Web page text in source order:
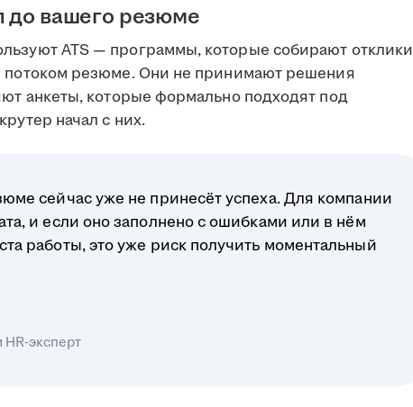
до вашего резюме
ATS — программы, которые собирают отклики
потоком резюме. Они не принимают решения
анкеты, которые формально подходят под
начал с них.
сейчас уже не принесёт успеха. Для компании
и если оно заполнено с ошибками или в нём
работы, это уже риск получить моментальный
эксперт